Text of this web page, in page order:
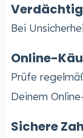
Bei
Online-
Prüfe
Deinem
Sichere